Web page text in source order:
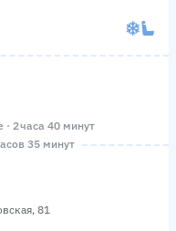
2 часа 40 минут
35 минут
81